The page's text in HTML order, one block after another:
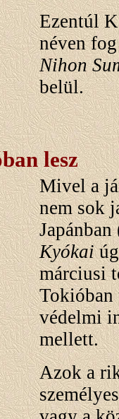
Ezentúl
néven
Nihon
belül.
lesz
Mivel a
nem sok
Kyókai
márciusi
Tokióban
védelmi
mellett.
Azok a